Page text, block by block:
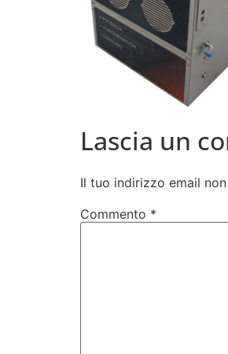
Lascia un
Il tuo indirizzo email
Commento *